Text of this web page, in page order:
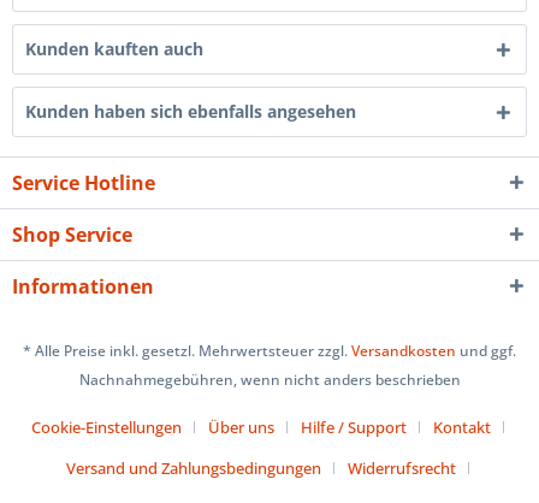
Kunden kauften auch
Kunden haben sich ebenfalls angesehen
Service Hotline
Shop Service
Informationen
* Alle Preise inkl. gesetzl. Mehrwertsteuer zzgl.Versandkosten und ggf.
Nachnahmegebühren, wenn nicht anders beschrieben
Cookie-Einstellungen Über uns Hilfe / Support
Kontakt
Versand und Zahlungsbedingungen
Widerrufsrecht